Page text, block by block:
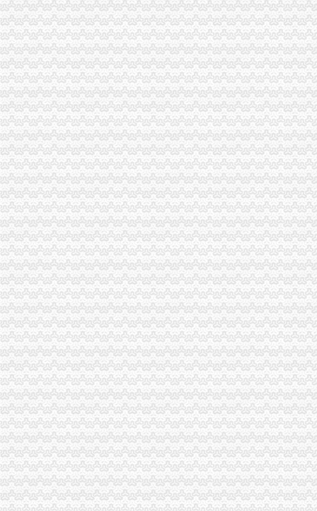
渝中区高九路大坪虎头岩黄荆社13号协信阿卡迪亚20栋1-1二手房价格-
渝中区虎头岩一工地凌晨仍在施工环保局依法查处_重庆频道_凤凰网
【渝中区虎头岩学车哪里？虎头岩考驾照快可分期的好驾校】价格_
现房！现房！渝中区虎头岩揽江雅苑小洋房在售！！！,渝中区经纬大
渝中区虎头岩交通便利临近商圈163万3房豪装家电齐全拎包入,重
渝中区大化路项目开工虎头岩将修道路直通化龙桥——人民网·重庆视
渝中区虎头岩一线江景叠拼送超大观江露台,您,值得拥有,重庆渝中
渝中区投入1000万元整虎头岩“污水瀑布”重庆新闻联播—
渝中区虎头岩总部城施工放致楼体破损-重庆网络问政平台
【重庆市渝中区石油路街道虎头岩社区居民委员会】重庆市渝中区石油
渝中区虎头岩转盘改造工程下月完工_城视网
高九路.虎头岩_渝中区租房_渝房网
重庆餐饮美食-重庆渝中区德渔府（虎头岩店）店铺-德渔府（虎头岩店
渝中区虎头岩隧道口一汽车着火扑救及时未造员伤亡-华龙网html5版
渝中区大化路项目开工年内虎头岩直通化龙桥[重庆]_土豆
大坪虎头岩渝中区车管所在哪里啊？-重庆摩友交流区-摩托车论坛-
重庆渝中区虎头岩---重庆九滨路（黄杨路24号）大鼎世纪滨江,鹅公
现房！现房！渝中区虎头岩揽江雅苑小洋房在售！,渝中区经纬大道虎
渝中交通要道虎头岩隧道至华村立交段明日封闭5小时_重庆频道_凤凰网
重庆新桥至渝中区虎头岩_百度知道
大坪虎头岩渝中区车管所在哪里啊？-重庆摩友交流区-摩托车论坛-
渝中区步道连通红岩村和虎头岩-重庆日报网
地址：重庆渝中区虎头岩中悦健身房（总部城旁边）_重庆吧_百度贴吧
渝中区民族路到虎头岩怎么走？-住哪网
渝中区长和路通车虎头岩隧道通行力缓解-重庆搜狐焦点
渝中区虎头岩转盘改造工程下月完工_房产资讯-黔江房天下
渝中区大化路项目开工虎头岩将修道路直通化龙桥--时政--人民网
重庆市渝中区佛图关公园虎头岩至大坪九坑子轻轨较~新线一期工程施
重庆出售：渝中区虎头岩转盘火锅一条街门面出售-重庆爱问分类
渝中区虎头岩+写字楼+稀缺政企合作-[中国招商网重庆站]
重庆出售：渝中区大坪虎头岩转盘1楼临街门面超大外摆空间-重庆爱